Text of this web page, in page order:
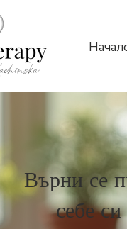
Върни се
себе си